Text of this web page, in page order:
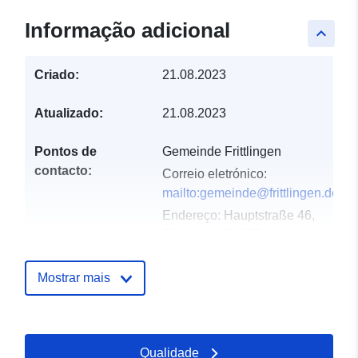
keyboard_arrow_up
Informação adicional
Criado: 21.08.2023
Atualizado: 21.08.2023
Pontos de
contacto:
Gemeinde Frittlingen
Correio eletrónico:
mailto:gemeinde@frittlingen.de
Endereço: Hauptstraße 46,
catálogo:
21 February 2026
Mostrar mais
Qualidade